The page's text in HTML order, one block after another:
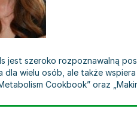
jest szeroko rozpoznawalną
dla wielu osób, ale także
Cookbook” oraz